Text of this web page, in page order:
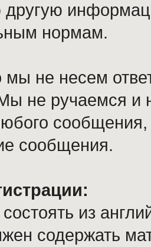
нормам.
мы не несем
не ручаемся и
сообщения.
из
содержать